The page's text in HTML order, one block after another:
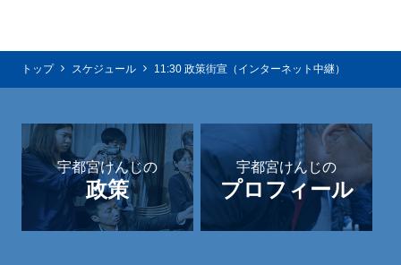
トップ スケジュール 11:30 政策街宣（インターネット中継）
宇都宮けんじの
政策
宇都宮けんじの
プロフィール